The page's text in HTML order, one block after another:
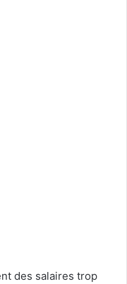
des salaires trop